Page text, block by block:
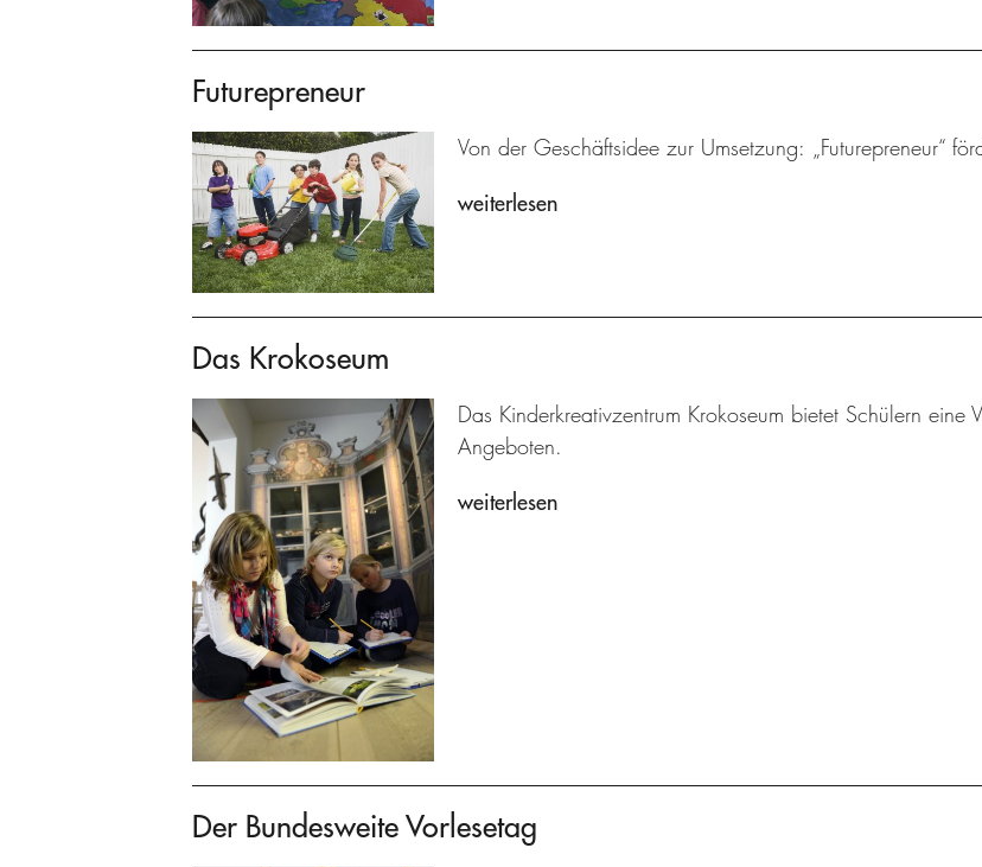
Futurepreneur
Von der Geschäftsidee zur Umsetzung: „Futurepreneur“
weiterlesen
Das Krokoseum
Das Kinderkreativzentrum Krokoseum bietet Schülern eine
Angeboten.
weiterlesen
Der Bundesweite Vorlesetag